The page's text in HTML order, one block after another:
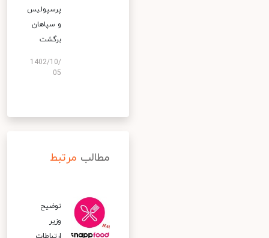
پرسپولیس
و سپاهان
برگشت
1402/10/
05
مطالب مرتبط
توضیح
وزیر